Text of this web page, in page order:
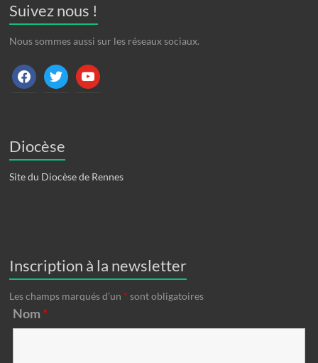
Suivez nous !
Nous sommes aussi sur les réseaux sociaux.
facebooktwitter youtube
Diocèse
Site du Diocèse de Rennes
Inscription à la newsletter
Les champs marqués d’un * sont obligatoires
Nom *